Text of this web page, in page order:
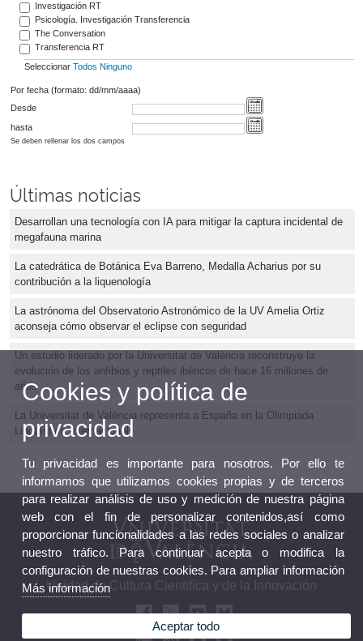
Investigación RT
Psicología. Investigación Transferencia
The Conversation
Transferencia RT
Seleccionar Todos Ninguno
Por fecha (formato: dd/mm/aaaa)
Desde
hasta
Se deben rellenar los dos campos
Últimas noticias
Desarrollan una tecnología con IA para mitigar la captura incidental de
megafauna marina
La catedrática de Botánica Eva Barreno, Medalla Acharius por su
contribución a la liquenología
La astrónoma del Observatorio Astronómico de la UV Amelia Ortiz
aconseja cómo observar el eclipse con seguridad
Un estudio liderado por la Universitat de València reconstruye la
evolución de los anfibios y reptiles ibéricos de hace 16 millones de
años
La Universitat de València representa a España en la Olimpiada
Lingüística Internacional
Unidad de Cultura Cientifíca y de la Innovación
Cookies y política de
privacidad
Tu privacidad es importante para nosotros. Por ello te
informamos que utilizamos cookies propias y de terceros
para realizar análisis de uso y medición de nuestra página
web con el fin de personalizar contenidos,así como
proporcionar funcionalidades a las redes sociales o analizar
nuestro tráfico. Para continuar acepta o modifica la
configuración de nuestras cookies. Para ampliar información
Más información
Aceptar todo